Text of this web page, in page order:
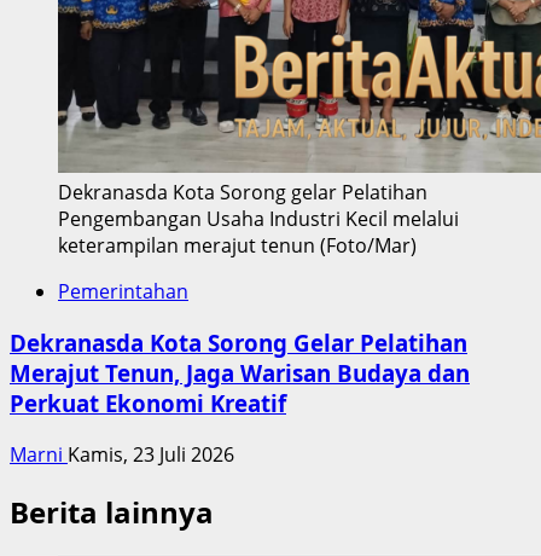
Dekranasda Kota Sorong gelar Pelatihan
Pengembangan Usaha Industri Kecil melalui
keterampilan merajut tenun (Foto/Mar)
Pemerintahan
Dekranasda Kota Sorong Gelar Pelatihan
Merajut Tenun, Jaga Warisan Budaya dan
Perkuat Ekonomi Kreatif
Marni Kamis, 23 Juli 2026
Berita lainnya